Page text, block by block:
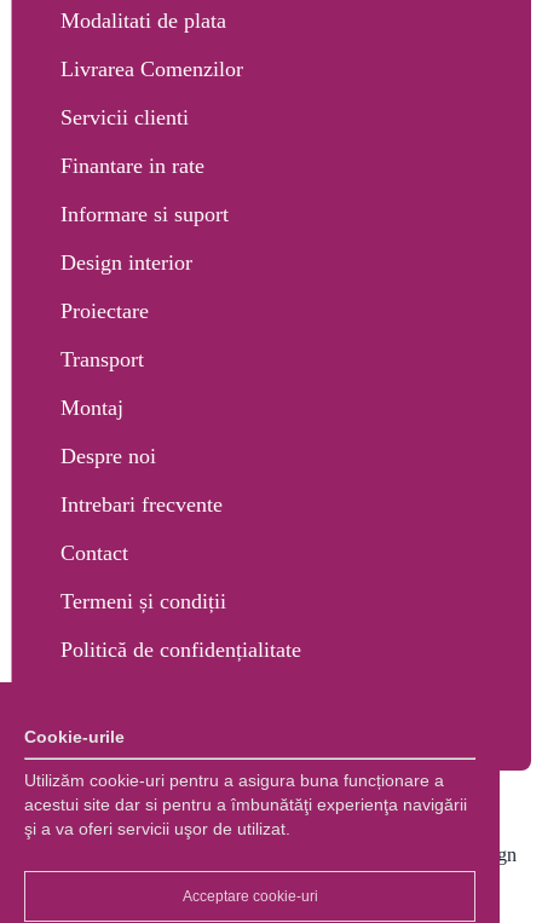
Modalitati de plata
Livrarea Comenzilor
Servicii clienti
Finantare in rate
Informare si suport
Design interior
Proiectare
Transport
Montaj
Despre noi
Intrebari frecvente
Contact
Termeni și condiții
Politică de confidențialitate
Copyright © 2026 Marco Shop. Toate drepturile rezervate. |
+ Marketing online by End Soft Design
Cookie-urile
Utilizăm cookie-uri pentru a asigura buna funcționare a
acestui site dar si pentru a îmbunătăţi experienţa navigării
şi a va oferi servicii uşor de utilizat.
Acceptare cookie-uri